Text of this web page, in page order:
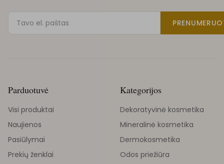
Parduotuvė
Visi produktai
Naujienos
Pasiūlymai
Prekių ženklai
Kategorijos
Dekoratyvinė kosmetika
Mineralinė kosmetika
Dermokosmetika
Odos priežiūra